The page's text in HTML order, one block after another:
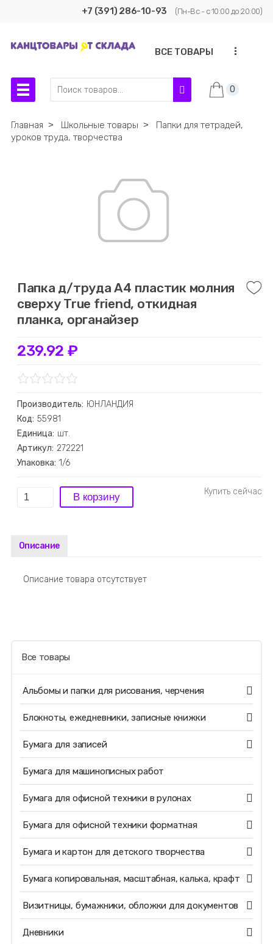
+7 (391) 286-10-93 (Пн-Вс - с 10:00 до 20:00)
ВСЕ ТОВАРЫ ...
0
Главная ˃ Школьные товары ˃
Папки для тетрадей,
уроков труда, творчества
Папка д/труда А4 пластик молния
сверху True friend, откидная
планка, органайзер
239.92 ₽
Производитель: ЮНЛАНДИЯ
Код: 55981
Единица: шт.
Артикул: 272221
Упаковка: 1/6
Описание
Описание товара отсутствует
Все товары
Альбомы и папки для рисования, черчения
Блокноты, ежедневники, записные книжки
Бумага для записей
Бумага для машинописных работ
Бумага для офисной техники в рулонах
Бумага для офисной техники форматная
Бумага и картон для детского творчества
Бумага копировальная, масштабная, калька, крафт
Визитницы, бумажники, обложки для документов
Дневники